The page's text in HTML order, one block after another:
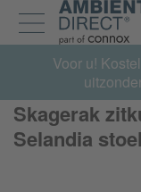
Navigatie uit- en
Summer Sale:
Voor u!
Skagerak
Selandia stoel